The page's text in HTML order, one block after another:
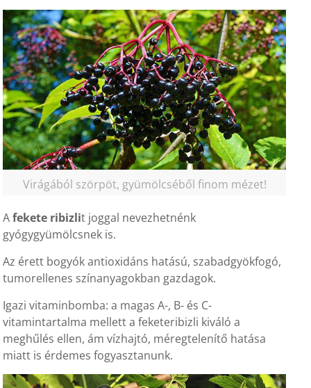
Virágából szörpöt, gyümölcséből finom mézet!
Afekete ribizlit joggal nevezhetnénk
gyógygyümölcsnek is.
Az érett bogyók antioxidáns hatású, szabadgyökfogó,
tumorellenes színanyagokban gazdagok.
Igazi vitaminbomba: a magas A-, B- és C-
vitamintartalma mellett a feketeribizli kiváló a
meghűlés ellen, ám vízhajtó, méregtelenítő hatása
miatt is érdemes fogyasztanunk.